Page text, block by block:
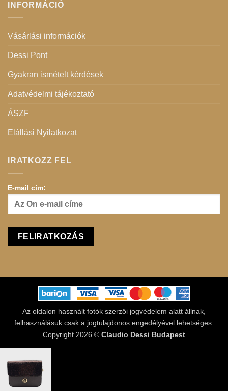
INFORMÁCIÓ
Vásárlási információk
Dessi Pont
Gyakran ismételt kérdések
Adatvédelmi tájékoztató
ÁSZF
Elállási Nyilatkozat
IRATKOZZ FEL
E-mail cím:
Az oldalon használt fotók szerzői jogvédelem alatt állnak,
felhasználásuk csak a jogtulajdonos engedélyével lehetséges.
Copyright 2026 © Claudio Dessi Budapest